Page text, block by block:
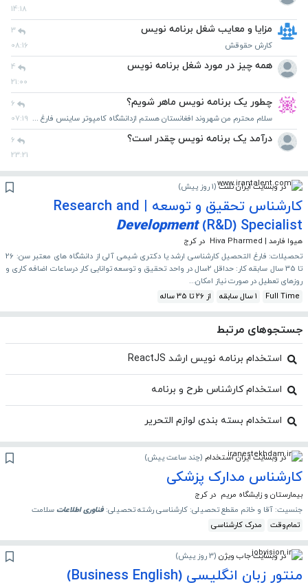
14:18
مزایا و معایب شغل برنامه نویس
کارش حقوقش
08:16
همه چیز در مورد شغل برنامه نویس
21:00
چطور یک برنامه نویس ماهر شویم؟
سلام محترم من شهروند افغانستان هستم ازدانشگاه کامپوتر ساینس فارغ شدم چطور یک برنامه نویس ماهر شوم همکاری نماید ساکن ایران نم 07:19
درآمد یک برنامه نویس چقدر است؟
23:21
در وبسایت ایران تلنت (1 روز پیش )
کارشناس تحقیق و توسعه | Research and
Development(R&D) Specialist
هیوا فارمد | Hiva Pharmed
در کرج
تحصیلات: فارغ التحصیل کارشناسی ارشد یا دکتری شیمی آلی از دانشگاه های معتبر سن: 26
تا 35 سال سابقه کار: حداقل 2سال در واحد تحقیق و توسعه توانایی کار درساعات اضافه کاری و
روزهای تعطیل در صورت نیاز امکان...
Full Time
1 سال سابقه از 26 تا 35 ساله
جستجوهای مرتبط
استخدام برنامه نویس ارشد ReactJS
استخدام کارشناس طرح و برنامه
استخدام بسته بندی لوازم التحریر
در وبسایت ایران استخدام (چند ساعت پیش)
کارشناس مدارک پزشکی
بیمارستان و زایشگاه مریم در کرج
جنسیت: آقا و خانم مقطع تحصیلی: کارشناسی رشته تحصیلی:فناوریاطلاعاتسلامت
تمام‌وقت
مدرک کارشناسی
در وبسایت جاب ویژن (3 روز پیش )
منتور زبان انگلیسی (Business English)